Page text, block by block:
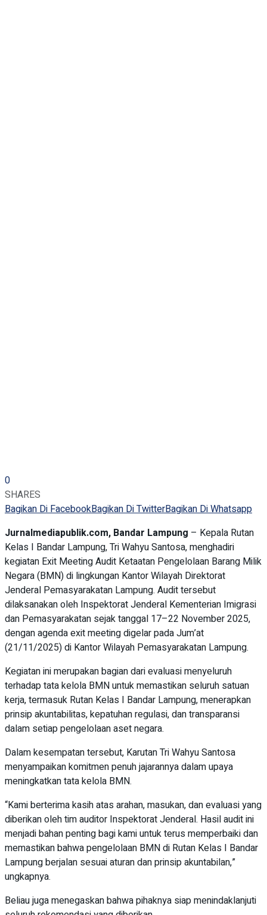
0
SHARES
Bagikan Di FacebookBagikan Di TwitterBagikan Di Whatsapp
Jurnalmediapublik.com, Bandar Lampung – Kepala Rutan
Kelas I Bandar Lampung, Tri Wahyu Santosa, menghadiri
kegiatan Exit Meeting Audit Ketaatan Pengelolaan Barang Milik
Negara (BMN) di lingkungan Kantor Wilayah Direktorat
Jenderal Pemasyarakatan Lampung. Audit tersebut
dilaksanakan oleh Inspektorat Jenderal Kementerian Imigrasi
dan Pemasyarakatan sejak tanggal 17–22 November 2025,
dengan agenda exit meeting digelar pada Jum’at
(21/11/2025) di Kantor Wilayah Pemasyarakatan Lampung.
Kegiatan ini merupakan bagian dari evaluasi menyeluruh
terhadap tata kelola BMN untuk memastikan seluruh satuan
kerja, termasuk Rutan Kelas I Bandar Lampung, menerapkan
prinsip akuntabilitas, kepatuhan regulasi, dan transparansi
dalam setiap pengelolaan aset negara.
Dalam kesempatan tersebut, Karutan Tri Wahyu Santosa
menyampaikan komitmen penuh jajarannya dalam upaya
meningkatkan tata kelola BMN.
“Kami berterima kasih atas arahan, masukan, dan evaluasi yang
diberikan oleh tim auditor Inspektorat Jenderal. Hasil audit ini
menjadi bahan penting bagi kami untuk terus memperbaiki dan
memastikan bahwa pengelolaan BMN di Rutan Kelas I Bandar
Lampung berjalan sesuai aturan dan prinsip akuntabilan,”
ungkapnya.
Beliau juga menegaskan bahwa pihaknya siap menindaklanjuti